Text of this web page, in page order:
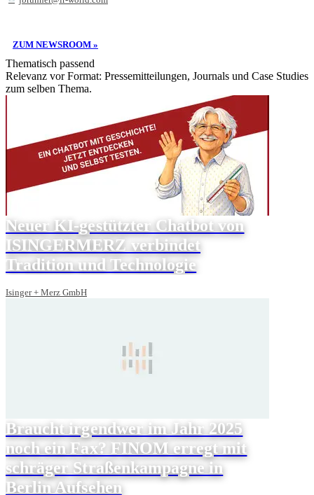
ZUM NEWSROOM »
Thematisch passend
Relevanz vor Format: Pressemitteilungen, Journals und Case Studies
zum selben Thema.
Neuer KI-gestützter Chatbot von
ISINGERMERZ verbindet
Tradition und Technologie
Isinger + Merz GmbH
Braucht irgendwer im Jahr 2025
noch ein Fax? FINOM erregt mit
schräger Straßenkampagne in
Berlin Aufsehen